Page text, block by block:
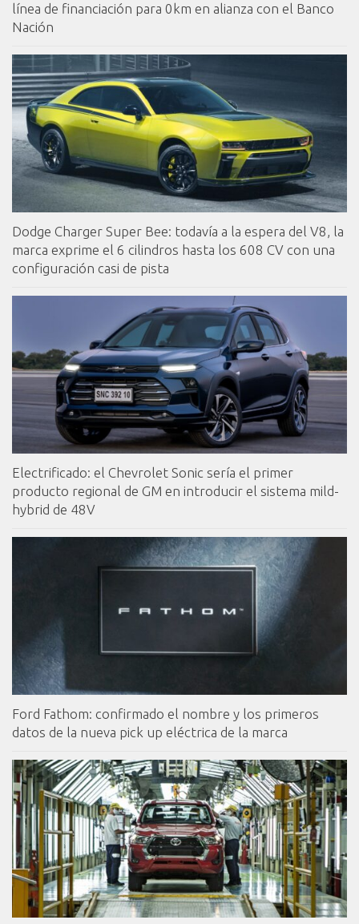
línea de financiación para 0km en alianza con el Banco
Nación
Dodge Charger Super Bee: todavía a la espera del V8, la
marca exprime el 6 cilindros hasta los 608 CV con una
configuración casi de pista
Electrificado: el Chevrolet Sonic sería el primer
producto regional de GM en introducir el sistema mild-
hybrid de 48V
Ford Fathom: confirmado el nombre y los primeros
datos de la nueva pick up eléctrica de la marca